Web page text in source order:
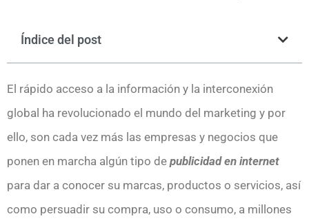
Índice del post
El rápido acceso a la información y la interconexión
global ha revolucionado el mundo del marketing y por
ello, son cada vez más las empresas y negocios que
ponen en marcha algún tipo de publicidad en internet
para dar a conocer su marcas, productos o servicios, así
como persuadir su compra, uso o consumo, a millones